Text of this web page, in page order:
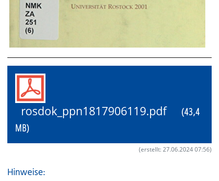
rosdok_ppn1817906119.pdf
(43,4
MB)
(erstellt: 27.06.2024 07:56)
Hinweise: